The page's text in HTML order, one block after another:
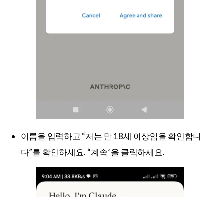
이름을 입력하고 “저는 만 18세 이상임을 확인합니
다”를 확인하세요. “계속”을 클릭하세요.